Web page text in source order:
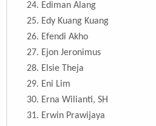
24. Ediman Alang
25. Edy Kuang Kuang
26. Efendi Akho
27. Ejon Jeronimus
28. Elsie Theja
29. Eni Lim
30. Erna Wilianti, SH
31. Erwin Prawijaya